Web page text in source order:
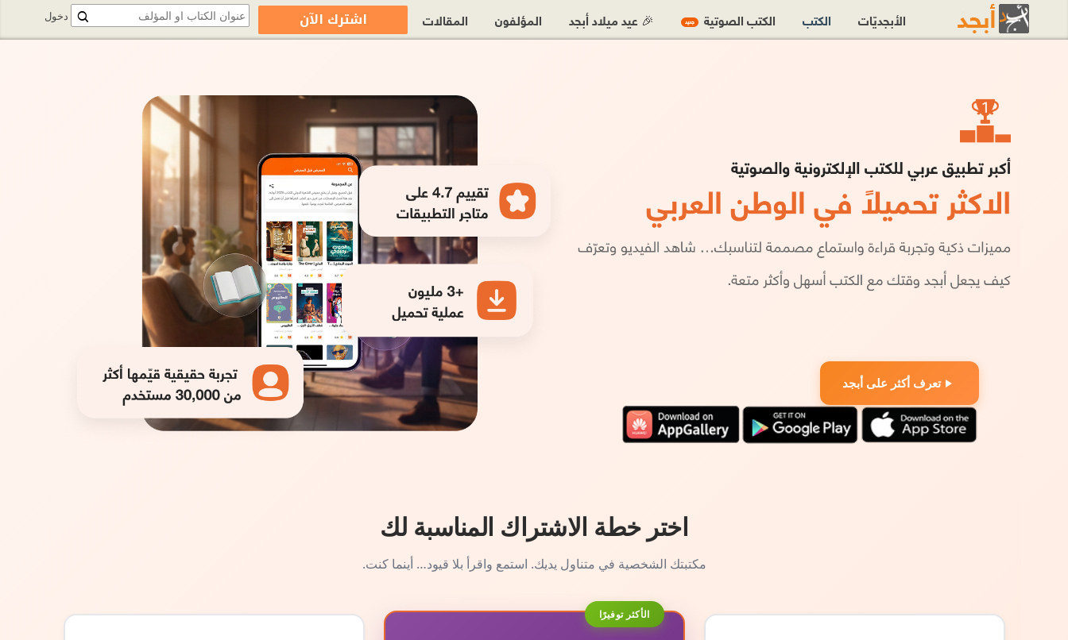
تعرف أكثر على أبجد
اختر خطة الاشتراك المناسبة لك
مكتبتك الشخصية في متناول يديك. استمع واقرأ بلا قيود… أينما كنت.
الأكثر توفيرًا
دخول الأبجديّات الكتب الكتب الصوتية جديد 🎉 عيد ميلاد أبجد المؤلفون المقالات اشترك الآن